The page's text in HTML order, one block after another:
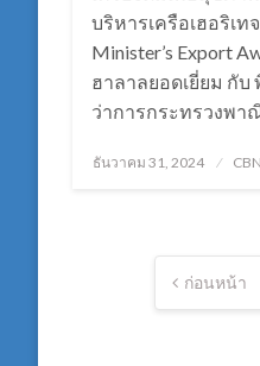
บริหารเครือเฮอริเท
Minister’s Export
ฮาลาลยอดเยี่ยม กั
ว่าการกระทรวงพา
Posted
ธันวาคม 31, 2024
ก่อนหน้า